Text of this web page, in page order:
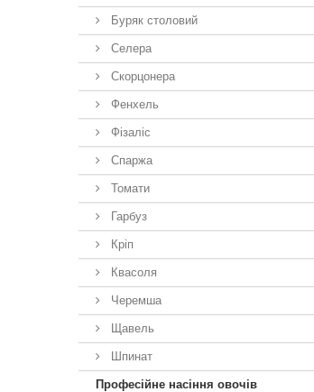
Буряк столовий
Селера
Скорцонера
Фенхель
Фізаліс
Спаржа
Томати
Гарбуз
Кріп
Квасоля
Черемша
Щавель
Шпинат
Професійне насіння овочів